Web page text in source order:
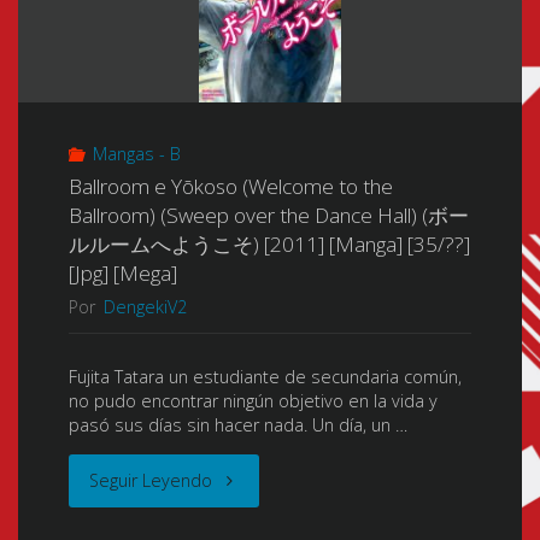
Mangas - B
Ballroom e Yōkoso (Welcome to the
Ballroom) (Sweep over the Dance Hall) (ボー
ルルームへようこそ) [2011] [Manga] [35/??]
[Jpg] [Mega]
Por DengekiV2
Fujita Tatara un estudiante de secundaria común,
no pudo encontrar ningún objetivo en la vida y
pasó sus días sin hacer nada. Un día, un …
Seguir Leyendo "Ballroom